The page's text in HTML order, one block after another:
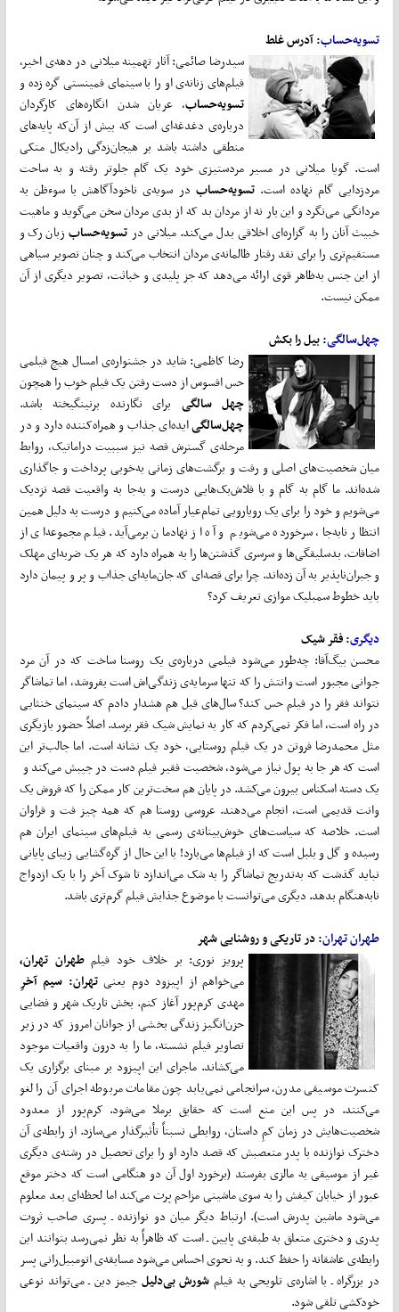
تسویه‌حساب: آدرس غلط
سیدرضا صائمی: آثار تهمینه میلانی در دهه‌ی اخیر،
فیلم‌های زنانه‌ی او را با سینمای فمینستی گره زده و
تسویه‌حساب، عریان شدن انگاره‌های کارگردان
درباره‌ی دغدغه‌ای است که بیش از آن‌که پایه‌های
منطقی داشته باشد بر هیجان‌زدگی رادیکال متکی
است. گویا میلانی در مسیر مردستیزی خود یک گام جلوتر رفته و به ساحت
مردزدایی گام نهاده است. تسویه‌حسابدر سویه‌ی ناخودآگاهش با سوءظن به
مردانگی می‌نگرد و این بار نه از مردان بد که از بدی مردان سخن می‌گوید و ماهیت
خبیث آنان را به گزاره‌ای اخلاقی بدل می‌کند. میلانی در تسویه‌حسابزبان رک و
مستقیم‌تری را برای نقد رفتار ظالمانه‌ی مردان انتخاب می‌کند و چنان تصویر سیاهی
از این جنس به‌ظاهر قوی ارائه می‌دهد که جز پلیدی و خباثت، تصویر دیگری از آن
ممکن نیست.
چهل‌سالگی: بیل را بکش
رضا کاظمی: شاید در جشنواره‌ی امسال هیچ فیلمی
حس افسوس از دست رفتن یک فیلم خوب را همچون
چهل سالگیبرای نگارنده برنینگیخته باشد.
چهل‌سالگیایده‌ای جذاب و همراه‌کننده دارد و در
مرحله‌ی گسترش قصه نیز سببیت دراماتیک، روابط
میان شخصیت‌های اصلی و رفت و برگشت‌های زمانی به‌خوبی پرداخت و جاگذاری
شده‌اند. ما گام به گام و با فلاش‌بک‌هایی درست و به‌جا به واقعیت قصه نزدیک
می‌شویم و خود را برای یک رویارویی تمام‌عیار آماده می‌کنیم و درست به دلیل همین
انتظار نابه‌جا، سرخورده می‌شویم و آه از نهادمان برمی‌آید. فیلم مجموعه‌ای از
اضافات، بدسلیقگی‌ها و سرسری گذشتن‌ها را به همراه دارد که هر یک ضربه‌ای مهلک
و جبران‌ناپذیر به آن زده‌اند. چرا برای قصه‌ای که جان‌مایه‌ای جذاب و پر و پیمان دارد
باید خطوط سمبلیک موازی تعریف کرد؟
دیگری: فقر شیک
محسن بیگ‌آقا: چه‌طور می‌شود فیلمی درباره‌ی یک روستا ساخت که در آن مرد
جوانی مجبور است وانتش را که تنها سرمایه‌ی زندگی‌اش است بفروشد، اما تماشاگر
نتواند فقر را در فیلم حس کند؟ سال‌های قبل هم هشدار دادم که سینمای خنثایی
در راه است، اما فکر نمی‌کردم که کار به نمایش شیک فقر برسد. اصلاً حضور بازیگری
مثل محمدرضا فروتن در یک فیلم روستایی، خود یک نشانه است. اما جالب‌تر این
است که هر جا به پول نیاز می‌شود، شخصیت فقیر فیلم دست در جیبش می‌کند و
یک دسته اسکناس بیرون می‌کشد. در پایان هم سخت‌ترین کار ممکن را که فروش یک
وانت قدیمی است، انجام می‌دهند. عروسی روستا هم که همه چیز فت و فراوان
است. خلاصه که سیاست‌های خوش‌بینانه‌ی رسمی به فیلم‌های سینمای ایران هم
رسیده و گل و بلبل است که از فیلم‌ها می‌بارد! با این حال از گره‌گشایی زیبای پایانی
نباید گذشت که به‌تدریج تماشاگر را به شک می‌اندازد تا شوک آخر را با یک ازدواج
نابه‌هنگام بدهد. دیگری می‌توانست با موضوع جذابش فیلم گرم‌تری باشد.
طهران تهران: در تاریکی و روشنایی شهر
پرویز نوری: بر خلاف خود فیلم طهران تهران،
می‌خواهم از اپیزود دوم یعنی تهران: سیم آخرِ
مهدی کرم‌پور آغاز کنم. بخش تاریک شهر و فضایی
حزن‌انگیز زندگی بخشی از جوانان امروز که در زیر
تصاویر فیلم نشسته، ما را به درون واقعیات موجود
می‌کشاند. ماجرای این اپیزود بر مبنای برگزاری یک
کنسرت موسیقی مدرن، سرانجامی نمی‌یابد چون مقامات مربوطه اجرای آن را لغو
می‌کنند. در پس این منع است که حقایق برملا می‌شود. کرم‌پور از معدود
شخصیت‌هایش در زمان کمِ داستان، روابطی نسبتاً تأثیرگذار می‌سازد. از رابطه‌ی آن
دخترک نوازنده با پدر متعصبش که قصد دارد او را برای تحصیل در رشته‌ی دیگری
غیر از موسیقی به مالزی بفرستد (برخورد اول آن دو هنگامی است که دختر موقع
عبور از خیابان کیفش را به سوی ماشینی مزاحم پرت می‌کند اما لحظه‌ای بعد معلوم
می‌شود ماشین پدرش است). ارتباط دیگر میان دو نوازنده ـ پسری صاحب ثروت
پدری و دختری متعلق به طبقه‌ی پایین ـ است که ظاهراً به نظر نمی‌رسد بتوانند این
رابطه‌ی عاشقانه را حفظ کند. و به نحوی احساس می‌شود مسابقه‌ی اتومبیل‌رانی پسر
در بزرگراه ـ با اشاره‌ی تلویحی به فیلمشورش بی‌دلیلجیمز دین ـ می‌تواند نوعی
خودکشی تلقی شود.